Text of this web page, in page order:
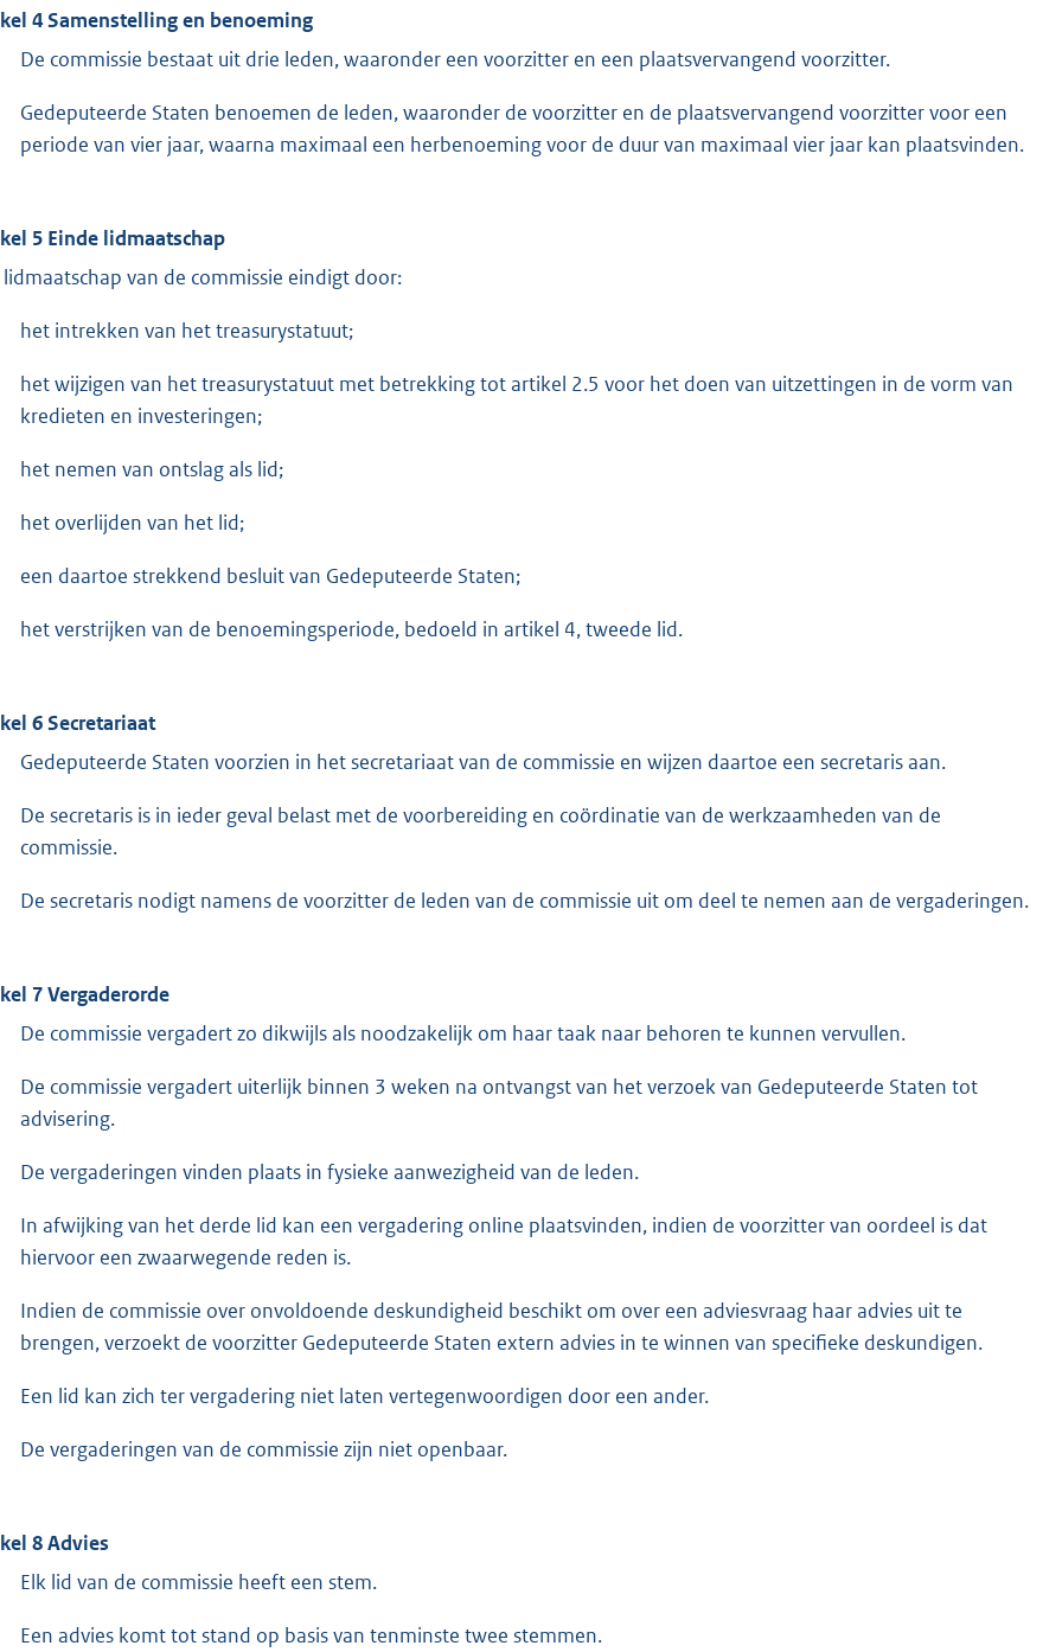
4 Samenstelling en benoeming
De commissie bestaat uit drie leden, waaronder een voorzitter en een plaatsvervangend voorzitter.
Gedeputeerde Staten benoemen de leden, waaronder de voorzitter en de plaatsvervangend voorzitter voor een
periode van vier jaar, waarna maximaal een herbenoeming voor de duur van maximaal vier jaar kan plaatsvinden.
5 Einde lidmaatschap
van de commissie eindigt door:
het intrekken van het treasurystatuut;
het wijzigen van het treasurystatuut met betrekking tot artikel 2.5 voor het doen van uitzettingen in de vorm van
kredieten en investeringen;
het nemen van ontslag als lid;
het overlijden van het lid;
een daartoe strekkend besluit van Gedeputeerde Staten;
het verstrijken van de benoemingsperiode, bedoeld in artikel 4, tweede lid.
6 Secretariaat
Gedeputeerde Staten voorzien in het secretariaat van de commissie en wijzen daartoe een secretaris aan.
De secretaris is in ieder geval belast met de voorbereiding en coördinatie van de werkzaamheden van de
commissie.
De secretaris nodigt namens de voorzitter de leden van de commissie uit om deel te nemen aan de vergaderingen.
7 Vergaderorde
De commissie vergadert zo dikwijls als noodzakelijk om haar taak naar behoren te kunnen vervullen.
De commissie vergadert uiterlijk binnen 3 weken na ontvangst van het verzoek van Gedeputeerde Staten tot
advisering.
De vergaderingen vinden plaats in fysieke aanwezigheid van de leden.
In afwijking van het derde lid kan een vergadering online plaatsvinden, indien de voorzitter van oordeel is dat
hiervoor een zwaarwegende reden is.
Indien de commissie over onvoldoende deskundigheid beschikt om over een adviesvraag haar advies uit te
brengen, verzoekt de voorzitter Gedeputeerde Staten extern advies in te winnen van specifieke deskundigen.
Een lid kan zich ter vergadering niet laten vertegenwoordigen door een ander.
De vergaderingen van de commissie zijn niet openbaar.
8 Advies
Elk lid van de commissie heeft een stem.
Een advies komt tot stand op basis van tenminste twee stemmen.